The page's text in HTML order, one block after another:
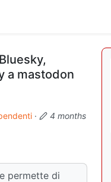
a mastodon
·
4 months
permette di